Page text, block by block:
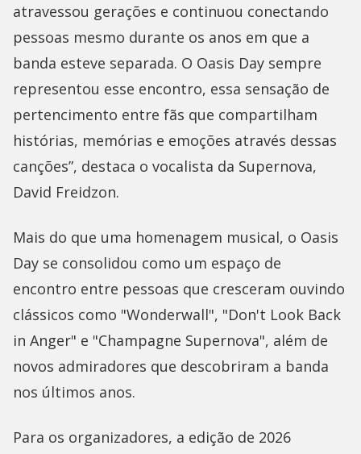
atravessou gerações e continuou conectando
pessoas mesmo durante os anos em que a
banda esteve separada. O Oasis Day sempre
representou esse encontro, essa sensação de
pertencimento entre fãs que compartilham
histórias, memórias e emoções através dessas
canções”, destaca o vocalista da Supernova,
David Freidzon.
Mais do que uma homenagem musical, o Oasis
Day se consolidou como um espaço de
encontro entre pessoas que cresceram ouvindo
clássicos como "Wonderwall", "Don't Look Back
in Anger" e "Champagne Supernova", além de
novos admiradores que descobriram a banda
nos últimos anos.
Para os organizadores, a edição de 2026